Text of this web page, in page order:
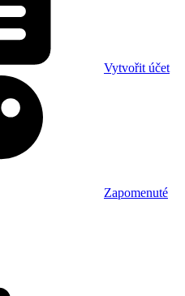
Vytvořit účet
Zapomenuté